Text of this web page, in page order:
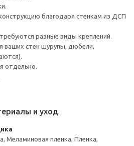
благодаря стенкам из ДСП
разные виды креплений.
стен шурупы, дюбели,
отдельно.
и уход
Меламиновая пленка, Пленка,